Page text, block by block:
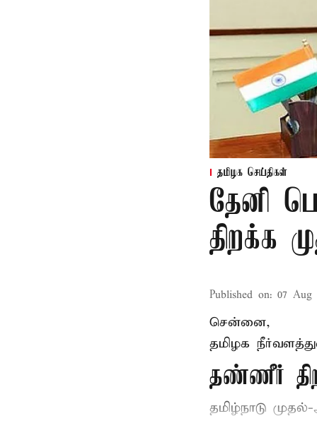
தமிழக செய்திகள்
தேனி
திறக்க
Published on: 07 Aug
சென்னை,
தமிழக
தண்ணீர்
தமிழ்நாடு